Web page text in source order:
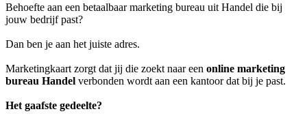
Behoefte aan een betaalbaar marketing bureau uit Handel die bij
jouw bedrijf past?
Dan ben je aan het juiste adres.
Marketingkaart zorgt dat jij die zoekt naar een online marketing
bureau Handel verbonden wordt aan een kantoor dat bij je past.
Het gaafste gedeelte?